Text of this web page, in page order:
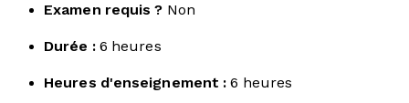
Examen requis ? Non
Durée :6 heures
Heures d'enseignement : 6 heures